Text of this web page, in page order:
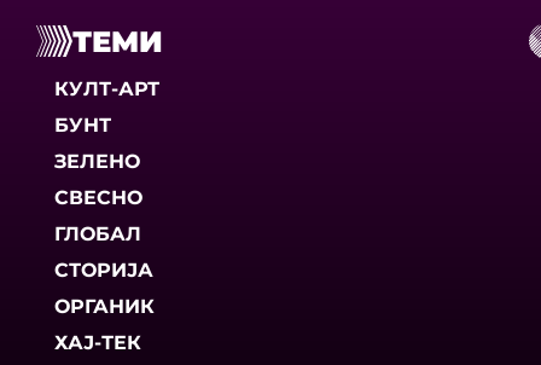
ТЕМИ
КУЛТ-АРТ
БУНТ
ЗЕЛЕНО
СВЕСНО
ГЛОБАЛ
СТОРИЈА
ОРГАНИК
ХАЈ-ТЕК